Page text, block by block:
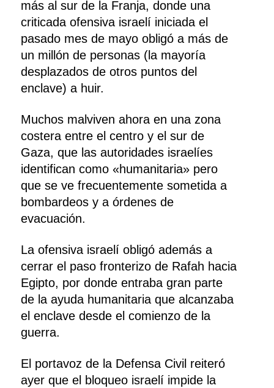
más al sur de la Franja, donde una
criticada ofensiva israelí iniciada el
pasado mes de mayo obligó a más de
un millón de personas (la mayoría
desplazados de otros puntos del
enclave) a huir.
Muchos malviven ahora en una zona
costera entre el centro y el sur de
Gaza, que las autoridades israelíes
identifican como «humanitaria» pero
que se ve frecuentemente sometida a
bombardeos y a órdenes de
evacuación.
La ofensiva israelí obligó además a
cerrar el paso fronterizo de Rafah hacia
Egipto, por donde entraba gran parte
de la ayuda humanitaria que alcanzaba
el enclave desde el comienzo de la
guerra.
El portavoz de la Defensa Civil reiteró
ayer que el bloqueo israelí impide la